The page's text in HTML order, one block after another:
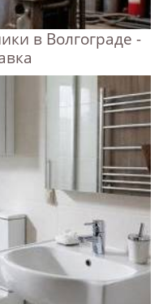
в Волгограде -